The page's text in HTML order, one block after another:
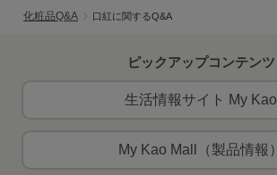
化粧品Q&A 口紅に関するQ&A
ピックアップコンテンツ
生活情報サイト My Kao
My Kao Mall（製品情報）